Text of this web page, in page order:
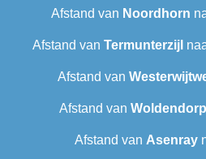
Afstand van Noordhorn
Afstand van Termunterzijl
Afstand van
Afstand van Woldendorp
Afstand van Asenray